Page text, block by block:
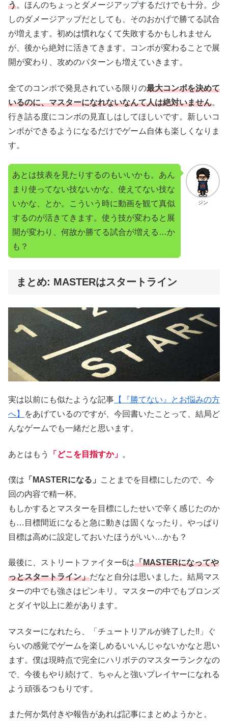
う。ほんのちょっとダメージアップするだけでも十分。少
しのダメージアップだとしても、そのおかげで勝てる試合
が増えます。初めは慣れなくて失敗するかもしれません
が、後から絶対に活きてきます。コンボが変わることで展
開が変わり、攻めのパターンも増えていきます。
全てのコンボで発見されている限りの最大コンボを決めて
いるのに、マスターになれないなんて人は絶対いません。
行き詰る度にコンボの見直しはしてほしいです。新しいコ
ンボができるようになるだけでゲーム自体も楽しくなりま
す。
ジン
あとは技表を見たりするのもいいかも。あん
まり使ってない技ないかな、使えてない技な
いかな、とか。こういう時に動画を観て真似
するのが活きてきます。使う技が変わると展
開が変わり、何故か勝てる試合が増える…か
も？
まとめ: MASTERはスタートライン
実は以前にも似たような記事 【『勝てない』とお悩みの方
へ】
をあげているのですが、今回書いたことって、結局ど
んなゲームでも一緒だと思います。
あとはもう 「どこを目指すか」 。
僕は 「MASTERになる」
ことまでを目標にしたので、今
回の内容で精一杯。
もしかするとマスターを目標にしたせいで辛く感じたのか
も…目標間近になると急に動きは固くなったり。やっぱり
目標は高めに設定しておいたほうがいい…かも？
最後に、ストリートファイター6は「MASTERになってや
っとスタートライン」だなと自分は思いました。結局マス
ターの中でも強さはピンキリ。マスターの中でもブロンズ
とダイヤ以上に差があります。
マスターになれたら、「チュートリアルが終了した!!」ぐ
らいの感覚でゲームを楽しめるいいんじゃないかなと思い
ます。僕は現時点で完全にハリボテのマスターランクなの
で、今後もやり続けて、ちゃんと強いプレイヤーになれる
よう頑張るつもりです。
また何か気付きや報告があれば記事にまとめようかと。